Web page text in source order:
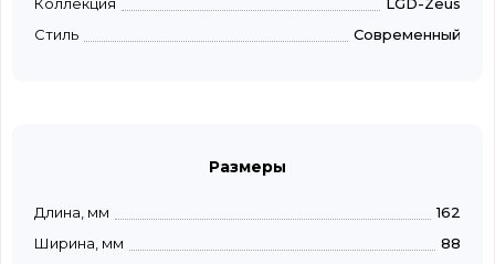
Стиль
Современный
Размеры
Длина, мм
162
Ширина, мм
88